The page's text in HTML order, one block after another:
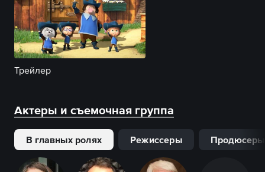
Трейлер
Актеры и съемочная группа
В главных ролях Режиссеры Продюсеры